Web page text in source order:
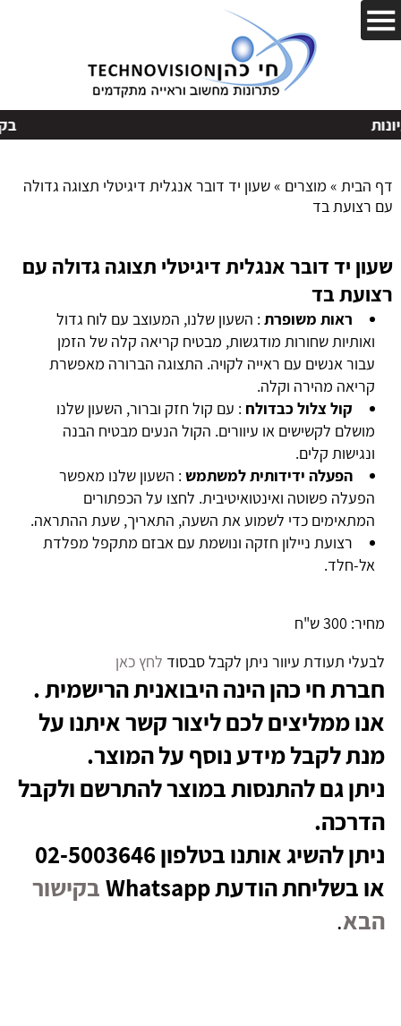
דף הבית» מוצרים »שעון יד דובר אנגלית דיגיטלי תצוגה גדולה
עם רצועת בד
שעון יד דובר אנגלית דיגיטלי תצוגה גדולה עם
רצועת בד
ראות משופרת: השעון שלנו, המעוצב עם לוח גדול
ואותיות שחורות מודגשות, מבטיח קריאה קלה של הזמן
עבור אנשים עם ראייה לקויה. התצוגה הברורה מאפשרת
קריאה מהירה וקלה.
קול צלול כבדולח : עם קול חזק וברור, השעון שלנו
מושלם לקשישים או עיוורים. הקול הנעים מבטיח הבנה
ונגישות קלים.
הפעלה ידידותית למשתמש: השעון שלנו מאפשר
הפעלה פשוטה ואינטואיטיבית. לחצו על הכפתורים
המתאימים כדי לשמוע את השעה, התאריך, שעת ההתראה.
רצועת ניילון חזקה ונושמת עם אבזם מתקפל מפלדת
אל-חלד.
מחיר: 300 ש"ח
לבעלי תעודת עיוור ניתן לקבל סבסוד לחץ כאן
חברת חי כהן הינה היבואנית הרישמית .
אנו ממליצים לכם ליצור קשר איתנו על
מנת לקבל מידע נוסף על המוצר.
ניתן גם להתנסות במוצר להתרשם ולקבל
הדרכה.
ניתן להשיג אותנו בטלפון 02-5003646
או בשליחת הודעת Whatsapp
בקישור
הבא.